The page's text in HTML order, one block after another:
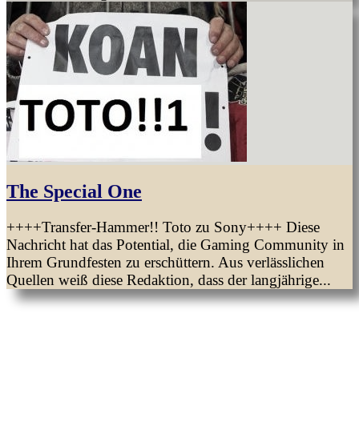
The Special One
++++Transfer-Hammer!! Toto zu Sony++++ Diese
Nachricht hat das Potential, die Gaming Community in
Ihrem Grundfesten zu erschüttern. Aus verlässlichen
Quellen weiß diese Redaktion, dass der langjährige...